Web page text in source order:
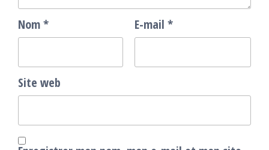
Nom* E-mail *
Site web